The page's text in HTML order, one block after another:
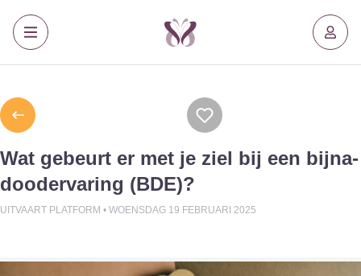
Wat gebeurt er met je ziel bij een bijna-
doodervaring (BDE)?
UITVAART PLATFORM • WOENSDAG 19 FEBRUARI 2025